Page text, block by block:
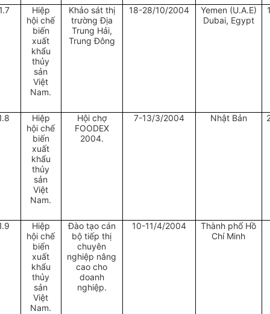
Hiệp
hội chế
biến
xuất
khẩu
thủy
sản
Việt
Nam.
Khảo sát thị
trường Địa
Trung Hải,
Trung Đông
18-28/10/2004
Yemen (U.A.E)
Dubai, Egypt
Hiệp
hội chế
biến
xuất
khẩu
thủy
sản
Việt
Nam.
Hội chợ
FOODEX
2004.
7-13/3/2004 Nhật Bản
Hiệp
hội chế
biến
xuất
khẩu
thủy
sản
Việt
Nam.
Đào tạo cán
bộ tiếp thị
chuyên
nghiệp nâng
cao cho
doanh
nghiệp.
10-11/4/2004
Thành phố Hồ
Chí Minh